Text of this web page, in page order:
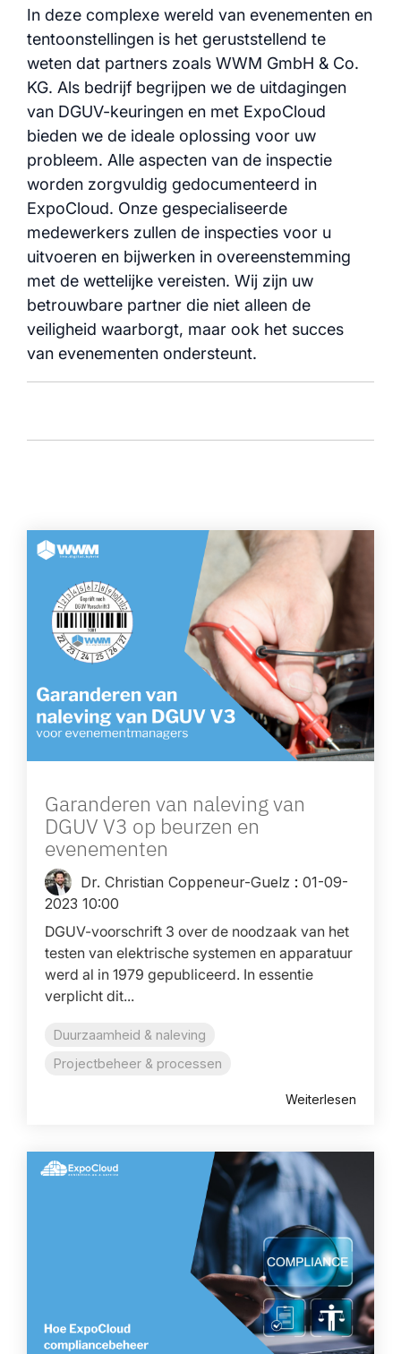
In deze complexe wereld van evenementen en
tentoonstellingen is het geruststellend te
weten dat partners zoals WWM GmbH & Co.
KG. Als bedrijf begrijpen we de uitdagingen
van DGUV-keuringen en met ExpoCloud
bieden we de ideale oplossing voor uw
probleem. Alle aspecten van de inspectie
worden zorgvuldig gedocumenteerd in
ExpoCloud. Onze gespecialiseerde
medewerkers zullen de inspecties voor u
uitvoeren en bijwerken in overeenstemming
met de wettelijke vereisten. Wij zijn uw
betrouwbare partner die niet alleen de
veiligheid waarborgt, maar ook het succes
van evenementen ondersteunt.
Garanderen van naleving van
DGUV V3 op beurzen en
evenementen
Dr. Christian Coppeneur-Guelz : 01-09-
2023 10:00
DGUV-voorschrift 3 over de noodzaak van het
testen van elektrische systemen en apparatuur
werd al in 1979 gepubliceerd. In essentie
verplicht dit...
Duurzaamheid & naleving
Projectbeheer & processen
Weiterlesen